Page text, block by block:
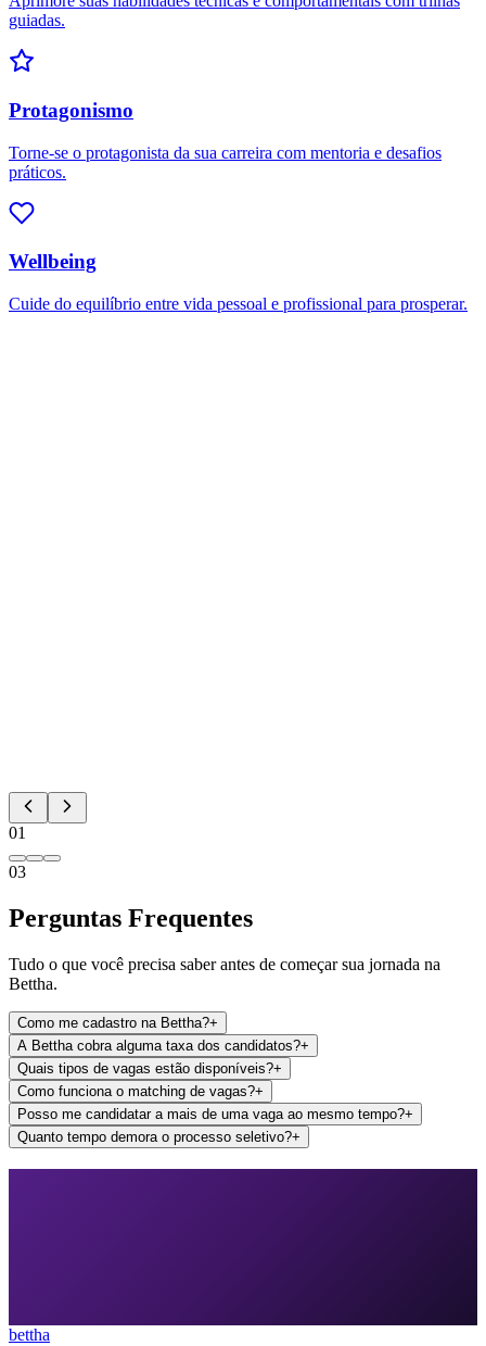
guiadas.
Protagonismo
Torne-se o protagonista da sua carreira com mentoria e desafios
práticos.
Wellbeing
Cuide do equilíbrio entre vida pessoal e profissional para prosperar.
01
03
Perguntas Frequentes
Tudo o que você precisa saber antes de começar sua jornada na
Bettha.
Como me cadastro na Bettha?+
A Bettha cobra alguma taxa dos candidatos?+
Quais tipos de vagas estão disponíveis?+
Como funciona o matching de vagas?+
Posso me candidatar a mais de uma vaga ao mesmo tempo?+
Quanto tempo demora o processo seletivo?+
bettha